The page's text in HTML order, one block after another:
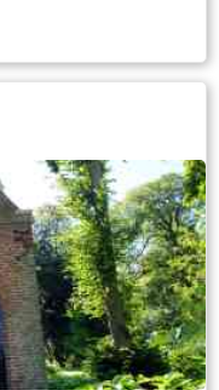
paar jaar in de
de vis terplekke
waar.
ligt in het
en
restaurant leert
gebroeders De
vissers